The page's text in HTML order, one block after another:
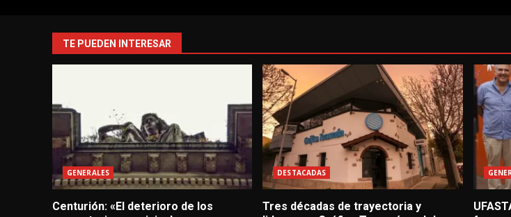
TE PUEDEN INTERESAR
GENERALES
Centurión: «El deterioro de los
DESTACADAS
Tres décadas de trayectoria y